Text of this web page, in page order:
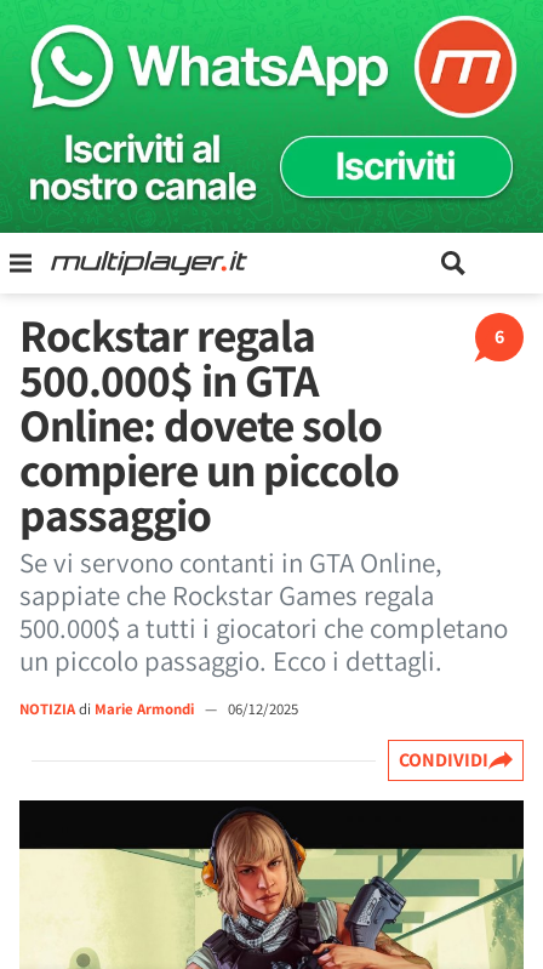
6
Rockstar regala
500.000$ in GTA
Online: dovete solo
compiere un piccolo
passaggio
Se vi servono contanti in GTA Online,
sappiate che Rockstar Games regala
500.000$ a tutti i giocatori che completano
un piccolo passaggio. Ecco i dettagli.
NOTIZIAdi Marie Armondi — 06/12/2025
CONDIVIDI